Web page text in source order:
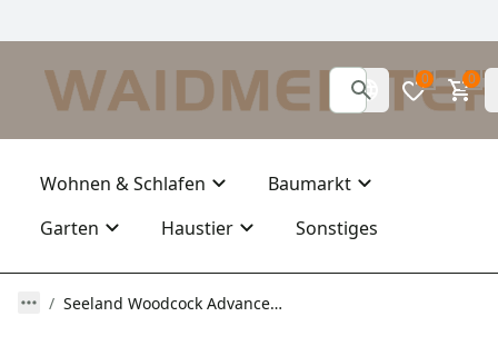
0 0
Wohnen & Schlafen
Baumarkt
Garten
Haustier Sonstiges
Seeland Woodcock Advanced jacket Women Shaded olive